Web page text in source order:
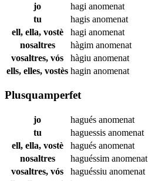
jo hagi anomenat
tu
hagis anomenat
ell, ella, vostè
hagi anomenat
nosaltres
hàgim anomenat
vosaltres, vós
hàgiu anomenat
ells, elles, vostès hagin anomenat
Plusquamperfet
jo hagués anomenat
tu
haguessis anomenat
ell, ella, vostè
hagués anomenat
nosaltres
haguéssim anomenat
vosaltres, vós
haguéssiu anomenat